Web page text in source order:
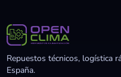
Repuestos técnicos, logística
España.